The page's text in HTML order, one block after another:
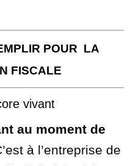
POUR LA
FISCALE
vivant
au moment de
à l’entreprise de